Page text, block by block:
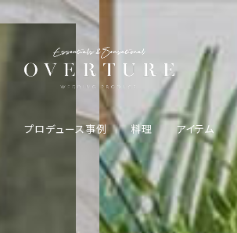
プロデュース事例 料理 アイテム